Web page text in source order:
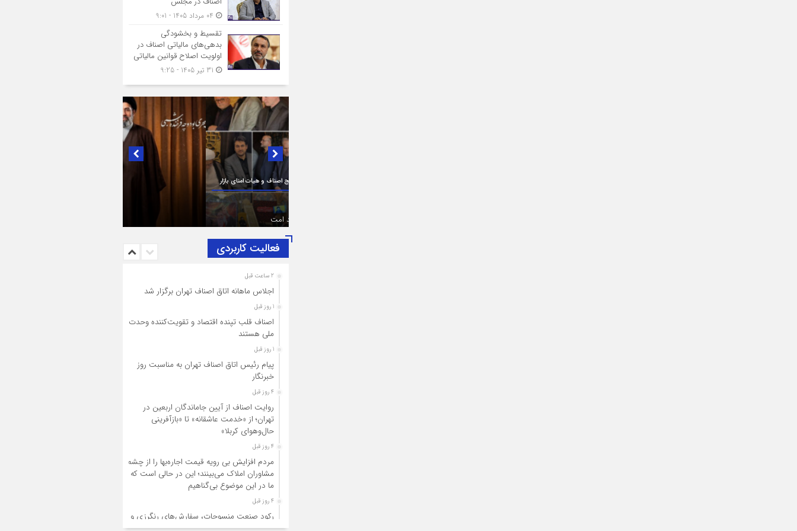
تقسیط و بخشودگی
بدهی‌های مالیاتی اصناف در
اولویت اصلاح قوانین مالیاتی
در لبیک به تصمیم سرنوشت‌ساز مجلس خبرگان رهبری؛
پیام تبریک و بیعت رئیس اتاق اصناف تهران از
طرف اصناف و بازاریان با مقام معظّم رهبری،
حضرت آیت‌الله سید مجتبی خامنه‌ای (حفظه‌الله)
فعالیت کاربردی
2 ساعت قبل
اجلاس ماهانه اتاق اصناف تهران برگزار شد
1 روز قبل
اصناف قلب تپنده اقتصاد و تقویت‌کننده وحدت
ملی هستند
1 روز قبل
پیام رئیس اتاق اصناف تهران به مناسبت روز
خبرنگار
4 روز قبل
روایت اصناف از آیین جاماندگان اربعین در
تهران؛ از «خدمت عاشقانه» تا «بازآفرینی
حال‌وهوای کربلا»
4 روز قبل
مردم افزایش بی رویه قیمت اجاره‌بها را از چشم
مشاوران املاک می‌بینند؛ این در حالی است که
ما در این موضوع بی‌گناهیم
4 روز قبل
رکود صنعت منسوجات، سفارش‌های رنگرزی و
چاپ پارچه را کاهش داده است